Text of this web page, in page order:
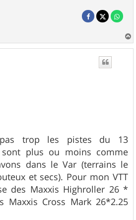
a
pas trop les pistes du 13
plus ou moins comme
dans le Var (terrains le
et secs). Pour mon VTT
des Maxxis Highroller 26 *
Maxxis Cross Mark 26*2.25